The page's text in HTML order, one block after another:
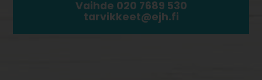
Vaihde 020 7689 530
tarvikkeet@ejh.fi